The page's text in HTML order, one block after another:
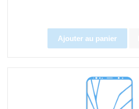
Ajouter au panier